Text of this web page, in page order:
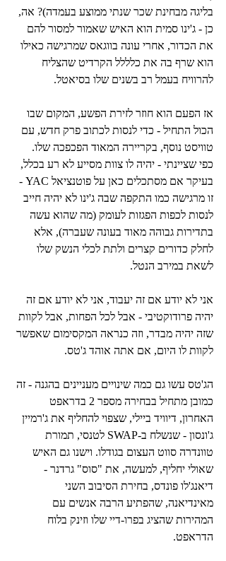
בליגה מבחינת שכר שנתי ממוצע בעמדה)? אה,
כן - ג'ינו סמית הוא האיש שאמור למסור להם
את הכדור, אחרי עונה בווגאס שמרגישה כאילו
הוא שרף בה את כלללל הקרדיט שהצליח
להרוויח בעמל רב בשנים שלו בסיאטל.
אז הפעם הוא חוזר לזירת הפשע, המקום שבו
הכול התחיל - כדי לנסות לכתוב פרק חדש, עם
טוויסט נוסף, בקריירה המאוד הפכפכה שלו.
כפי שציינתי - יהיה לו צוות מסייע לא רע בכלל,
בעיקר אם מסתכלים כאן על פוטנציאל YAC -
זו מרגישה כמו התקפה שבה ג'ינו לא יהיה חייב
לנסות לכפות הפגזות לעומק (מה שהוא עשה
בתדירות גבוהה מאוד בעונה שעברה), אלא
לחלק כדורים קצרים ולתת לכלי הנשק שלו
לשאת במירב הנטל.
אני לא יודע אם זה יעבוד, אני לא יודע אם זה
יהיה פרודוקטיבי - אבל לכל הפחות, אבל לקוות
שזה יהיה מבדר, וזה כנראה המקסימום שאפשר
לקוות לו היום, אם אתה אוהד ג'טס.
הג'טס עשו גם כמה שינויים מעניינים בהגנה - זה
כמובן מתחיל בבחירה מספר 2 בדראפט
האחרון, דיוויד ביילי, שצפוי להחליף את ג'רמיין
ג'ונסון - שנשלח ב-SWAP לטנסי, תמורת
טוונדרה סווט העצום בגודלו. וישנו גם האיש
שאולי יחליף, למעשה, את "סוס" גרדנר -
דיאנג'לו פונדס, בחירת הסיבוב השני
מאינדיאנה, שהפתיע הרבה אנשים עם
המהירות שהציג בפרו-דיי שלו וזינק בלוח
הדראפט.